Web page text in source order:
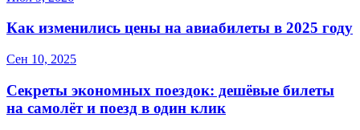
Как изменились цены на авиабилеты в 2025 году
Сен 10, 2025
Секреты экономных поездок: дешёвые билеты
на самолёт и поезд в один клик